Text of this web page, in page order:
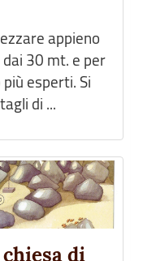
appieno
30 mt. e per
esperti. Si
di ...
di